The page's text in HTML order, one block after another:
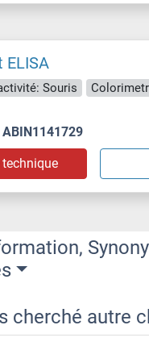
ELISA
Souris
ABIN1141729
technique
cherché autre